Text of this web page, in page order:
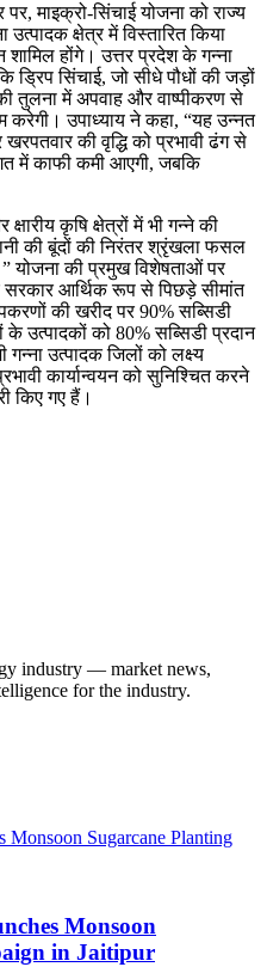
माइक्रो-सिंचाई योजना को राज्य
क्षेत्र में विस्तारित किया
होंगे। उत्तर प्रदेश के गन्ना
ड्रिप सिंचाई, जो सीधे पौधों की जड़ों
तुलना में अपवाह और वाष्पीकरण से
उपाध्याय ने कहा, “यह उन्नत
की वृद्धि को प्रभावी ढंग से
में काफी कमी आएगी, जबकि
कृषि क्षेत्रों में भी गन्ने की
की बूंदों की निरंतर श्रृंखला फसल
योजना की प्रमुख विशेषताओं पर
सरकार आर्थिक रूप से पिछड़े सीमांत
की खरीद पर 90% सब्सिडी
उत्पादकों को 80% सब्सिडी प्रदान
उत्पादक जिलों को लक्ष्य
कार्यान्वयन को सुनिश्चित करने
किए गए हैं।
industry — market news,
for the industry.
Monsoon
in Jaitipur